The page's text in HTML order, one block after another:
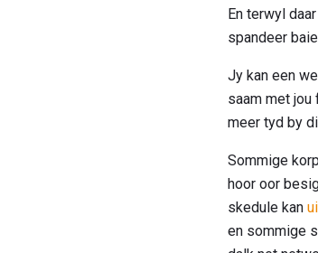
En terwyl
spandeer
Jy kan een
saam met
meer tyd by
Sommige
hoor oor
skedule kan
en sommige